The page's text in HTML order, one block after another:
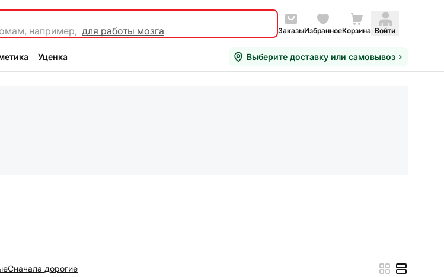
например, для работы мозга ЗаказыИзбранноеКорзина Войти
Уценка Выберите доставку или самовывоз
Cначала дорогие